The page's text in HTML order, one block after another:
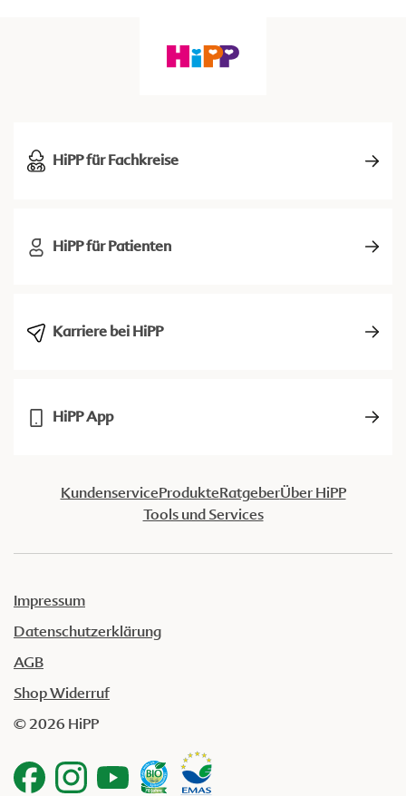
HiPP für Fachkreise
HiPP für Patienten
Karriere bei HiPP
HiPP App
KundenserviceProdukteRatgeberÜber HiPP
Tools und Services
Impressum
Datenschutzerklärung
AGB
Shop Widerruf
© 2026 HiPP